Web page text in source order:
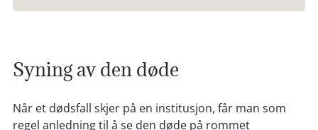
Syning av den døde
Når et dødsfall skjer på en institusjon, får man som
regel anledning til å se den døde på rommet